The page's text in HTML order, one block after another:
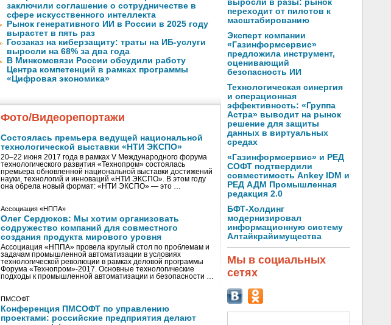
заключили соглашение о сотрудничестве в
сфере искусственного интеллекта
Рынок генеративного ИИ в России в 2025 году
вырастет в пять раз
Госзаказ на киберзащиту: траты на ИБ-услуги
выросли на 68% за два года
В Минкомсвязи России обсудили работу
Центра компетенций в рамках программы
«Цифровая экономика»
Фото/Видеорепортажи
Состоялась премьера ведущей национальной
технологической выставки «НТИ ЭКСПО»
20–22 июня 2017 года в рамках V Международного форума
технологического развития «Технопром» состоялась
премьера обновленной национальной выставки достижений
науки, технологий и инноваций «НТИ ЭКСПО». В этом году
она обрела новый формат: «НТИ ЭКСПО» — это …
Ассоциация «НППА»
Олег Сердюков: Мы хотим организовать
содружество компаний для совместного
создания продукта мирового уровня
Ассоциация «НППА» провела круглый стол по проблемам и
задачам промышленной автоматизации в условиях
технологической революции в рамках деловой программы
Форума «Технопром»-2017. Основные технологические
подходы к промышленной автоматизации и безопасности …
ПМСОФТ
Конференция ПМСОФТ по управлению
проектами: российские предприятия делают
выросли в разы: рынок
переходит от пилотов к
масштабированию
Эксперт компании
«Газинформсервис»
предложила инструмент,
оценивающий
безопасность ИИ
Технологическая синергия
и операционная
эффективность: «Группа
Астра» выводит на рынок
решение для защиты
данных в виртуальных
средах
«Газинформсервис» и РЕД
СОФТ подтвердили
совместимость Ankey IDM и
РЕД АДМ Промышленная
редакция 2.0
БФТ-Холдинг
модернизировал
информационную систему
Алтайкрайимущества
Мы в социальных
сетях